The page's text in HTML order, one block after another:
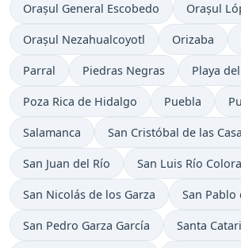
Orașul General Escobedo Orașul
Orașul Nezahualcoyotl Orizaba
Parral Piedras Negras Playa
Poza Rica de Hidalgo Puebla
Salamanca San Cristóbal de las
San Juan del Río San Luis Río
San Nicolás de los Garza San Pablo
San Pedro Garza García Santa